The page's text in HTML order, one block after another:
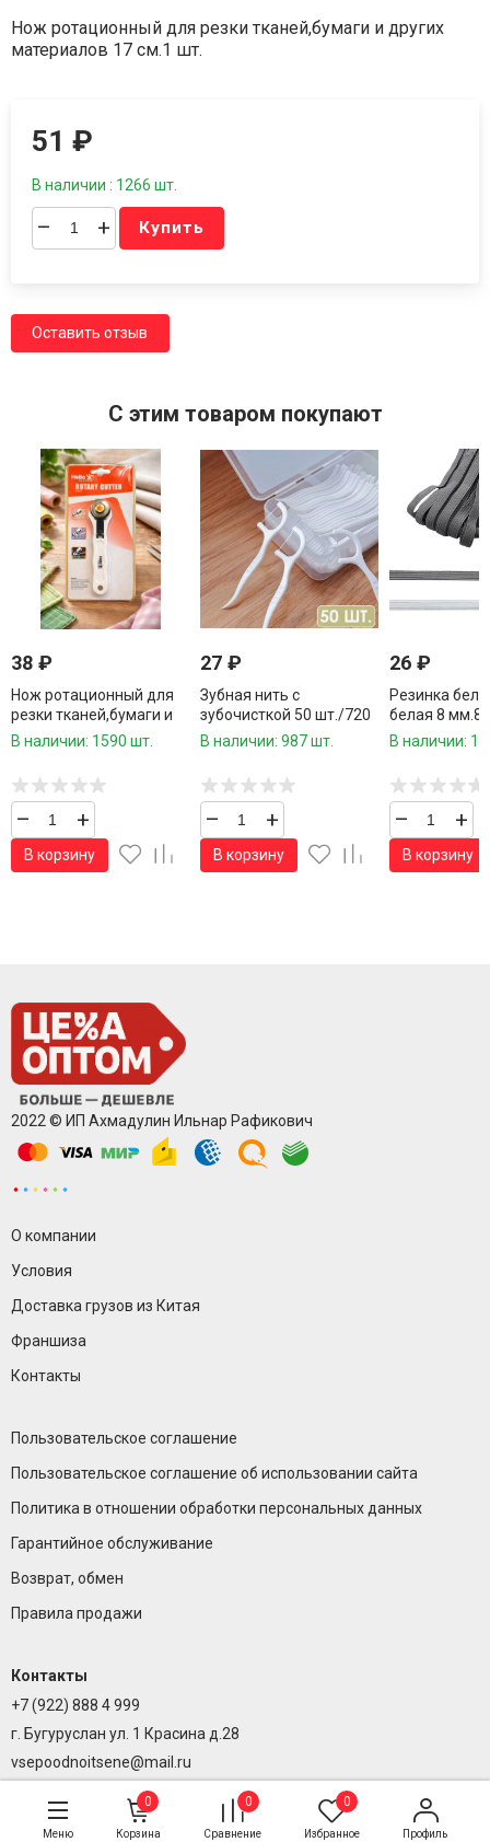
Нож ротационный для резки тканей,бумаги и других
материалов 17 см.1 шт.
51₽
В наличии : 1266 шт.
– + Купить
Оставить отзыв
C этим товаром покупают
38 ₽
Нож ротационный для
резки тканей,бумаги и
других материалов 14,5
В наличии: 1590 шт.
– +
В корзину
27 ₽
Зубная нить с
зубочисткой 50 шт./720
шт.коробка/
В наличии: 987 шт.
– +
В корзину
26 ₽
Резинка
белая 8 мм.8
/960
В наличии:
– +
В корзину
2022 © ИП Ахмадулин Ильнар Рафикович
О компании
Условия
Доставка грузов из Китая
Франшиза
Контакты
Пользовательское соглашение
Пользовательское соглашение об использовании сайта
Политика в отношении обработки персональных данных
Гарантийное обслуживание
Возврат, обмен
Правила продажи
Контакты
+7 (922) 888 4 999
г. Бугуруслан ул. 1 Красина д.28
vsepoodnoitsene@mail.ru
Меню
0
Корзина
0
Сравнение
0
Избранное Профиль